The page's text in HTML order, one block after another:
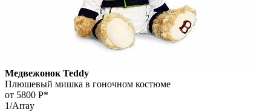
Медвежонок Teddy
Плюшевый мишка в гоночном костюме
от 5800 Р*
1/Array